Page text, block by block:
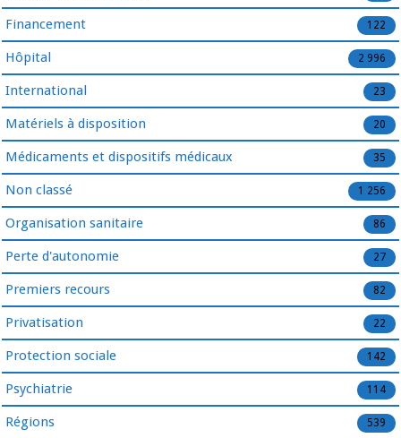
Financement 122
Hôpital 2 996
International 23
Matériels à disposition 20
Médicaments et dispositifs médicaux 35
Non classé 1 256
Organisation sanitaire 86
Perte d'autonomie 27
Premiers recours 82
Privatisation 22
Protection sociale 142
Psychiatrie 114
Régions 539